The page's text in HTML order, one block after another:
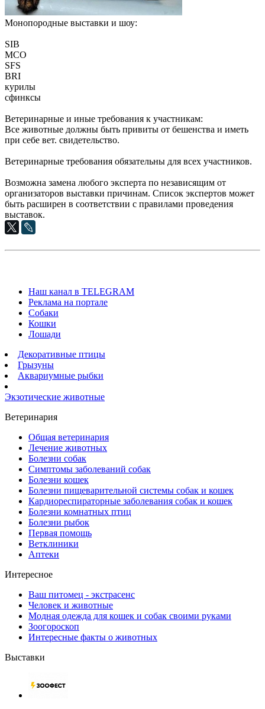
Монопородные выставки и шоу:
SIB
МСО
SFS
BRI
курилы
сфинксы
Ветеринарные и иные требования к участникам:
Все животные должны быть привиты от бешенства и иметь
при себе вет. свидетельство.
Ветеринарные требования обязательны для всех участников.
Возможна замена любого эксперта по независящим от
организаторов выставки причинам. Список экспертов может
быть расширен в соответствии с правилами проведения
выставок.
Наш канал в TELEGRAM
Реклама на портале
Собаки
Кошки
Лошади
Декоративные птицы
Грызуны
Аквариумные рыбки
Экзотические животные
Ветеринария
Общая ветеринария
Лечение животных
Болезни собак
Симптомы заболеваний собак
Болезни кошек
Болезни пищеварительной системы собак и кошек
Кардиореспираторные заболевания собак и кошек
Болезни комнатных птиц
Болезни рыбок
Первая помощь
Ветклиники
Аптеки
Интересное
Ваш питомец - экстрасенс
Человек и животные
Модная одежда для кошек и собак своими руками
Зоогороскоп
Интересные факты о животных
Выставки